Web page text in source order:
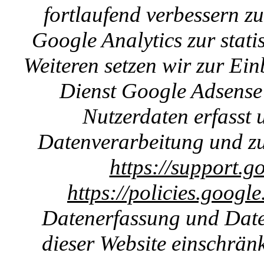
fortlaufend verbessern
Google Analytics zur
Weiteren setzen wir zur
Dienst Google
Nutzerdaten erfasst
Datenverarbeitung und
https://
https://
Datenerfassung und
dieser Website